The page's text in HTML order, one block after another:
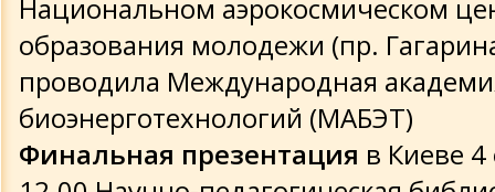
Национальном аэрокосмическом
образования молодежи (пр.
проводила Международная
биоэнерготехнологий (МАБЭТ)
Финальная презентация в Киеве